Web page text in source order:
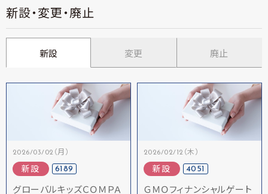
新設・変更・廃止
新設 変更 廃止
2026/03/02（月）
新設 6189
グローバルキッズＣＯＭＰＡ
2026/02/12（木）
新設 4051
ＧＭＯフィナンシャルゲート